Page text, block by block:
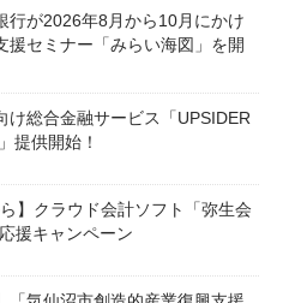
行が2026年8月から10月にかけ
援セミナー「みらい海図」を開
け総合金融サービス「UPSIDER
提供開始！
】クラウド会計ソフト「弥生会
援キャンペーン